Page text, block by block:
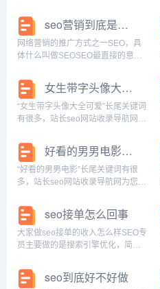
行业，然后选择合适的关键词优
化，优化效果好不好就要看你选的
关键词了，比如做英语培训的，如
果你选择优化英语这个词...
seo营销到底是什么
网络营销的推广方式之一SEO，具
体什么叫做SEOSEO最直接的意思
搜索引擎优化推广!主要分为三大块
工作：关键词分析定位、网站内部
优化和外部链接优化。SEO贯穿在
网站策划...
女生带字头像大全可爱的长尾关键词是什么
“女生带字头像大全可爱”长尾关键词
有很多，站长seo网站收录导航网为
键词： 百度的相关长尾关键词：女
生带字头像大全可爱动漫,女生带字
头像大全可爱图片,女生带字头像大
全可爱...
好看的男男电影的长尾关键词有哪些
“好看的男男电影”长尾关键词有很
多，站长seo网站收录导航网为您整
词： 百度的相关长尾关键词：好看
的男男电影大陆,好看的男男电影国
产,好看的男男电影院在线观看,有好
看的男男...
seo接单怎么回事
大家做seo接单的收入怎么样SEO专
员主要做的是搜索引擎优化，简单
种手段使关键词排名上升。 每个城
市的Seo专员待遇不一样，以郑州
seo到底好不好做